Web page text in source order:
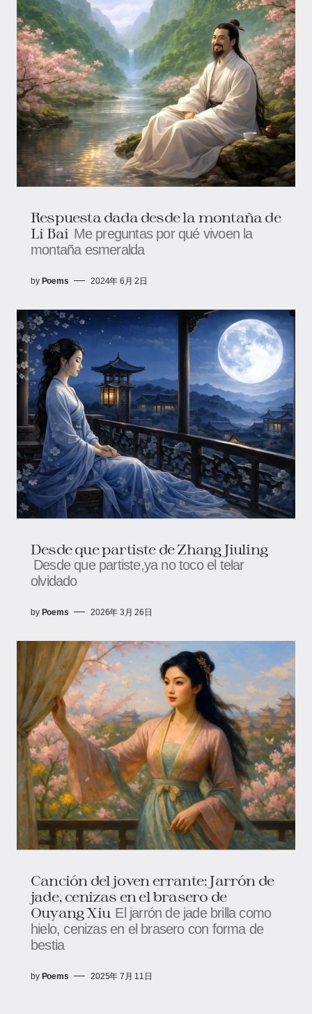
Respuesta dada desde la montaña de
Li Bai Me preguntas por qué vivoen la
montaña esmeralda
by Poems 2024年 6月 2日
Desde que partiste de Zhang Jiuling
Desde que partiste,ya no toco el telar
olvidado
by Poems 2026年 3月 26日
Canción del joven errante: Jarrón de
jade, cenizas en el brasero de
Ouyang Xiu El jarrón de jade brilla como
hielo, cenizas en el brasero con forma de
bestia
by Poems 2025年 7月 11日